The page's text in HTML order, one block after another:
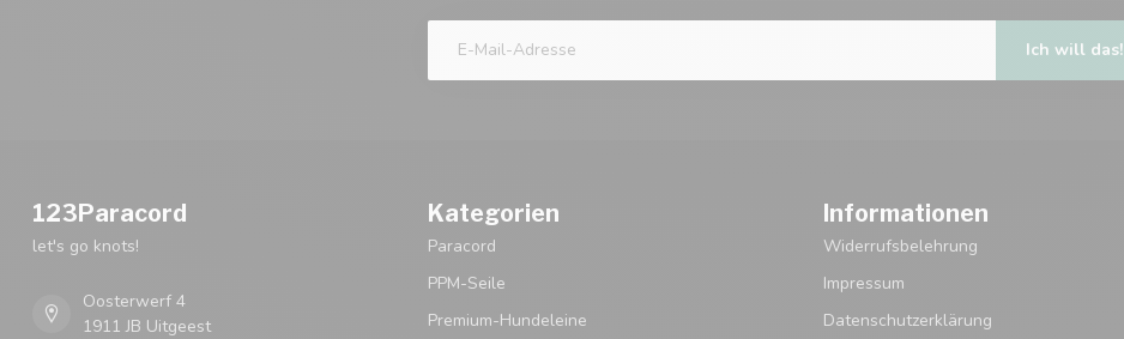
Ich will das!
123Paracord
let's go knots!
Oosterwerf 4
1911 JB Uitgeest
Kategorien
Paracord
PPM-Seile
Premium-Hundeleine
Informationen
Widerrufsbelehrung
Impressum
Datenschutzerklärung